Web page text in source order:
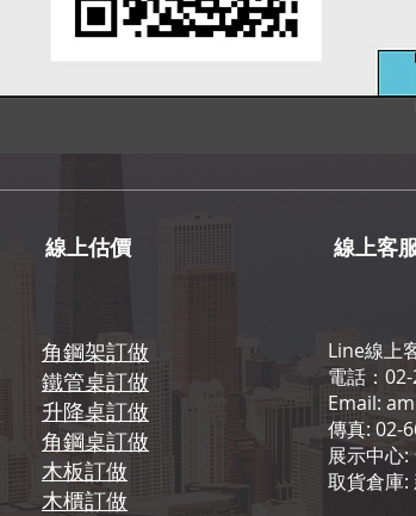
線上估價
角鋼架訂做
鐵管桌訂做
升降桌訂做
角鋼桌訂做
木板訂做
​木櫃訂做
線上客
Line線上
電話：
Email:
傳真: 02-
展示中心
取貨倉庫: